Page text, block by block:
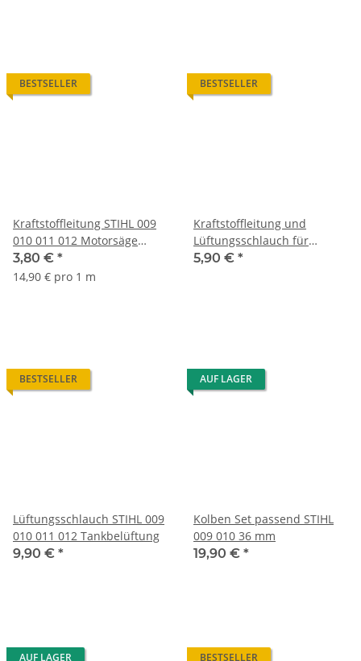
BESTSELLER
Kraftstoffleitung STIHL 009
010 011 012 Motorsäge
Kettensäge
3,80 € *
14,90 € pro 1 m
BESTSELLER
Kraftstoffleitung und
Lüftungsschlauch für
Motorsäge STIHL 009 010
5,90 € *
BESTSELLER
Lüftungsschlauch STIHL 009
010 011 012 Tankbelüftung
9,90 € *
AUF LAGER
Kolben Set passend STIHL
009 010 36 mm
19,90 € *
AUF LAGER BESTSELLER